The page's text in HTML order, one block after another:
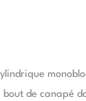
de canapé